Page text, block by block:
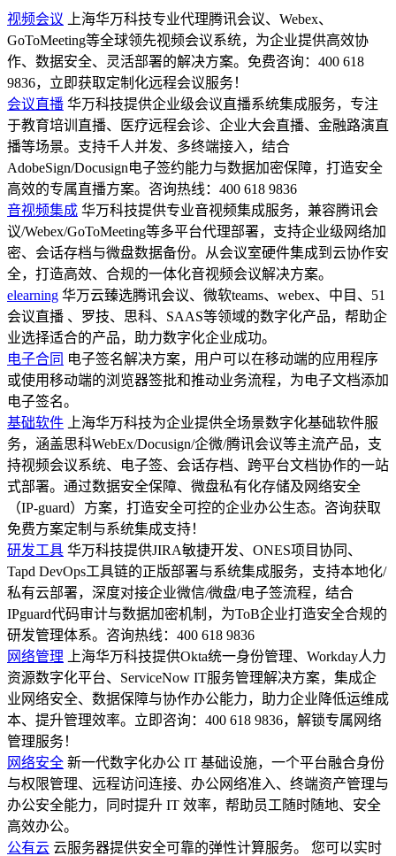
视频会议
上海华万科技专业代理腾讯会议、Webex、
GoToMeeting等全球领先视频会议系统，为企业提供高效协
作、数据安全、灵活部署的解决方案。免费咨询：400 618
9836，立即获取定制化远程会议服务！
会议直播 华万科技提供企业级会议直播系统集成服务，专注
于教育培训直播、医疗远程会诊、企业大会直播、金融路演直
播等场景。支持千人并发、多终端接入，结合
AdobeSign/Docusign电子签约能力与数据加密保障，打造安全
高效的专属直播方案。咨询热线：400 618 9836
音视频集成 华万科技提供专业音视频集成服务，兼容腾讯会
议/Webex/GoToMeeting等多平台代理部署，支持企业级网络加
密、会话存档与微盘数据备份。从会议室硬件集成到云协作安
全，打造高效、合规的一体化音视频会议解决方案。
elearning 华万云臻选腾讯会议、微软teams、webex、中目、51
会议直播 、罗技、思科、SAAS等领域的数字化产品，帮助企
业选择适合的产品，助力数字化企业成功。
电子合同 电子签名解决方案，用户可以在移动端的应用程序
或使用移动端的浏览器签批和推动业务流程，为电子文档添加
电子签名。
基础软件
上海华万科技为企业提供全场景数字化基础软件服
务，涵盖思科WebEx/Docusign/企微/腾讯会议等主流产品，支
持视频会议系统、电子签、会话存档、跨平台文档协作的一站
式部署。通过数据安全保障、微盘私有化存储及网络安全
（IP-guard）方案，打造安全可控的企业办公生态。咨询获取
免费方案定制与系统集成支持！
研发工具 华万科技提供JIRA敏捷开发、ONES项目协同、
Tapd DevOps工具链的正版部署与系统集成服务，支持本地化/
私有云部署，深度对接企业微信/微盘/电子签流程，结合
IPguard代码审计与数据加密机制，为ToB企业打造安全合规的
研发管理体系。咨询热线：400 618 9836
网络管理
上海华万科技提供Okta统一身份管理、Workday人力
资源数字化平台、ServiceNow IT服务管理解决方案，集成企
业网络安全、数据保障与协作办公能力，助力企业降低运维成
本、提升管理效率。立即咨询：400 618 9836，解锁专属网络
管理服务！
网络安全 新一代数字化办公 IT 基础设施，一个平台融合身份
与权限管理、远程访问连接、办公网络准入、终端资产管理与
办公安全能力，同时提升 IT 效率，帮助员工随时随地、安全
高效办公。
公有云 云服务器提供安全可靠的弹性计算服务。 您可以实时